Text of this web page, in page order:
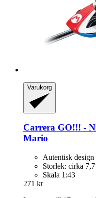
Varukorg
Carrera GO!!! -​
Mario
Autentisk design
Storlek: cirka
Skala 1:43
271 kr